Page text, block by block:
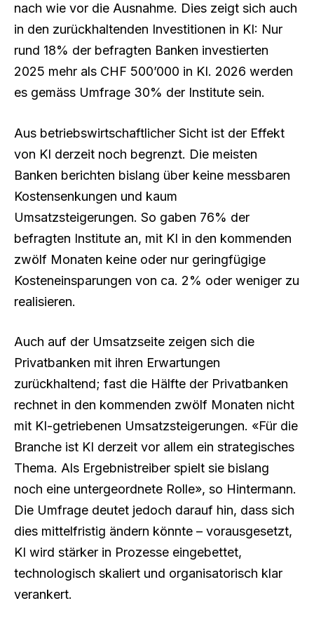
nach wie vor die Ausnahme. Dies zeigt sich auch
in den zurückhaltenden Investitionen in KI: Nur
rund 18% der befragten Banken investierten
2025 mehr als CHF 500’000 in KI. 2026 werden
es gemäss Umfrage 30% der Institute sein.
Aus betriebswirtschaftlicher Sicht ist der Effekt
von KI derzeit noch begrenzt. Die meisten
Banken berichten bislang über keine messbaren
Kostensenkungen und kaum
Umsatzsteigerungen. So gaben 76% der
befragten Institute an, mit KI in den kommenden
zwölf Monaten keine oder nur geringfügige
Kosteneinsparungen von ca. 2% oder weniger zu
realisieren.
Auch auf der Umsatzseite zeigen sich die
Privatbanken mit ihren Erwartungen
zurückhaltend; fast die Hälfte der Privatbanken
rechnet in den kommenden zwölf Monaten nicht
mit KI-getriebenen Umsatzsteigerungen. «Für die
Branche ist KI derzeit vor allem ein strategisches
Thema. Als Ergebnistreiber spielt sie bislang
noch eine untergeordnete Rolle», so Hintermann.
Die Umfrage deutet jedoch darauf hin, dass sich
dies mittelfristig ändern könnte – vorausgesetzt,
KI wird stärker in Prozesse eingebettet,
technologisch skaliert und organisatorisch klar
verankert.